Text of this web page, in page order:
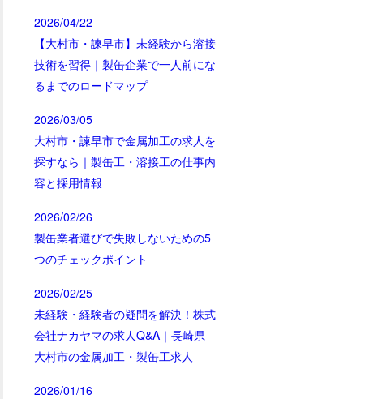
2026/04/22
【大村市・諫早市】未経験から溶接
技術を習得｜製缶企業で一人前にな
るまでのロードマップ
2026/03/05
大村市・諫早市で金属加工の求人を
探すなら｜製缶工・溶接工の仕事内
容と採用情報
2026/02/26
製缶業者選びで失敗しないための5
つのチェックポイント
2026/02/25
未経験・経験者の疑問を解決！株式
会社ナカヤマの求人Q&A｜長崎県
大村市の金属加工・製缶工求人
2026/01/16